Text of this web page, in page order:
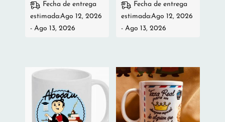
Fecha de entrega
estimada:Ago 12, 2026
- Ago 13, 2026
Fecha de entrega
estimada:Ago 12, 2026
- Ago 13, 2026